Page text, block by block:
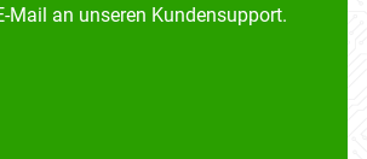
Mail an unseren Kundensupport.